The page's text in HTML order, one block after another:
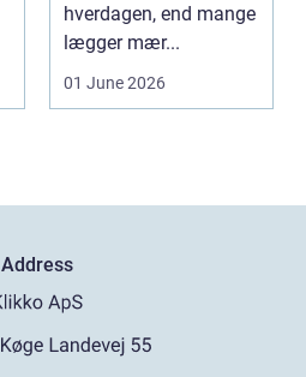
hverdagen, end mange
lægger mær...
01 June 2026
Address